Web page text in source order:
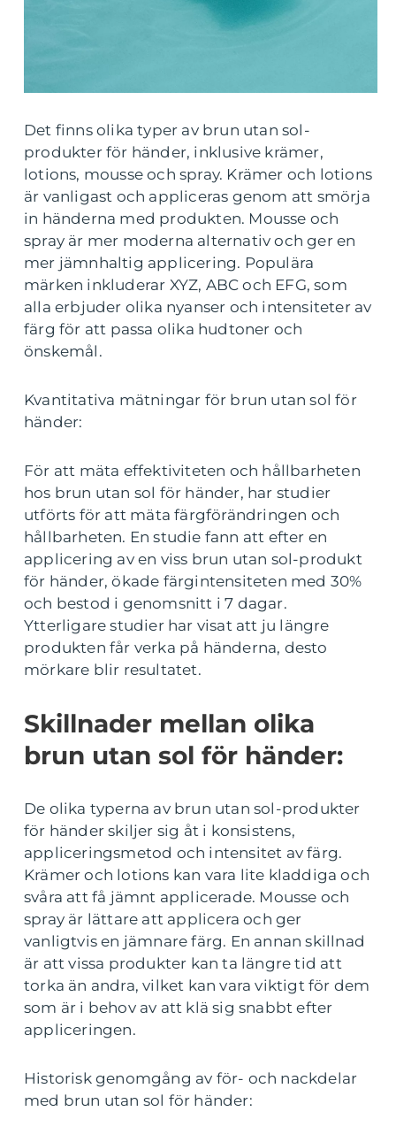
Det finns olika typer av brun utan sol-
produkter för händer, inklusive krämer,
lotions, mousse och spray. Krämer och lotions
är vanligast och appliceras genom att smörja
in händerna med produkten. Mousse och
spray är mer moderna alternativ och ger en
mer jämnhaltig applicering. Populära
märken inkluderar XYZ, ABC och EFG, som
alla erbjuder olika nyanser och intensiteter av
färg för att passa olika hudtoner och
önskemål.
Kvantitativa mätningar för brun utan sol för
händer:
För att mäta effektiviteten och hållbarheten
hos brun utan sol för händer, har studier
utförts för att mäta färgförändringen och
hållbarheten. En studie fann att efter en
applicering av en viss brun utan sol-produkt
för händer, ökade färgintensiteten med 30%
och bestod i genomsnitt i 7 dagar.
Ytterligare studier har visat att ju längre
produkten får verka på händerna, desto
mörkare blir resultatet.
Skillnader mellan olika
brun utan sol för händer:
De olika typerna av brun utan sol-produkter
för händer skiljer sig åt i konsistens,
appliceringsmetod och intensitet av färg.
Krämer och lotions kan vara lite kladdiga och
svåra att få jämnt applicerade. Mousse och
spray är lättare att applicera och ger
vanligtvis en jämnare färg. En annan skillnad
är att vissa produkter kan ta längre tid att
torka än andra, vilket kan vara viktigt för dem
som är i behov av att klä sig snabbt efter
appliceringen.
Historisk genomgång av för- och nackdelar
med brun utan sol för händer: